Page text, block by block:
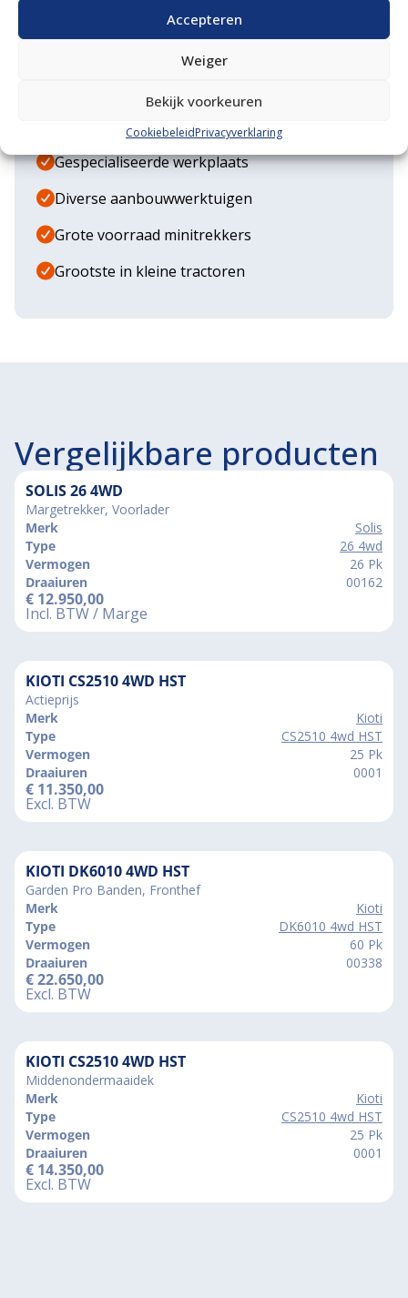
Accepteren
Weiger
Bekijk voorkeuren
CookiebeleidPrivacyverklaring
Waarom VM Service
Eigen transportservice
Gespecialiseerde werkplaats
Diverse aanbouwwerktuigen
Grote voorraad minitrekkers
Grootste in kleine tractoren
Vergelijkbare producten
SOLIS 26 4WD
Margetrekker, Voorlader
Merk
Solis
Type
26 4wd
Vermogen
26 Pk
Draaiuren
00162
€ 12.950,00
Incl. BTW / Marge
KIOTI CS2510 4WD HST
Actieprijs
Merk
Kioti
Type
CS2510 4wd HST
Vermogen
25 Pk
Draaiuren
0001
€ 11.350,00
Excl. BTW
KIOTI DK6010 4WD HST
Garden Pro Banden, Fronthef
Merk
Kioti
Type
DK6010 4wd HST
Vermogen
60 Pk
Draaiuren
00338
€22.650,00
Excl. BTW
KIOTI CS2510 4WD HST
Middenondermaaidek
Merk
Kioti
Type
CS2510 4wd HST
Vermogen
25 Pk
Draaiuren
0001
€ 14.350,00
Excl. BTW